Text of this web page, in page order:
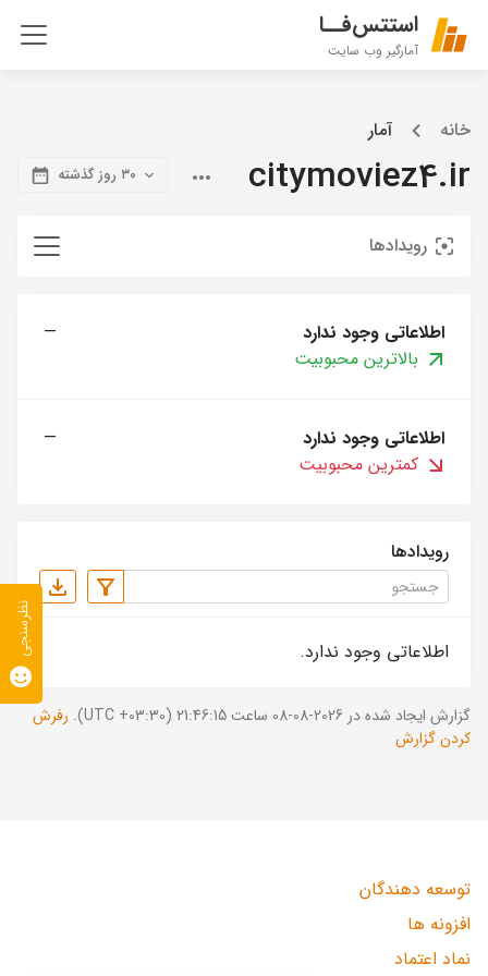
استتس‌فــا
آمارگیر وب سایت
خانه آمار
citymoviez4.ir ۳۰ روز گذشته
رویدادها
اطلاعاتی وجود ندارد
—
بالاترین محبوبیت
اطلاعاتی وجود ندارد
—
کمترین محبوبیت
رویدادها
اطلاعاتی وجود ندارد.
گزارش ایجاد شده در 2026-08-08 ساعت 21:46:15 (UTC +03:30).
رفرش
کردن گزارش
توسعه دهندگان
افزونه ها
نماد اعتماد
نظرسنجی